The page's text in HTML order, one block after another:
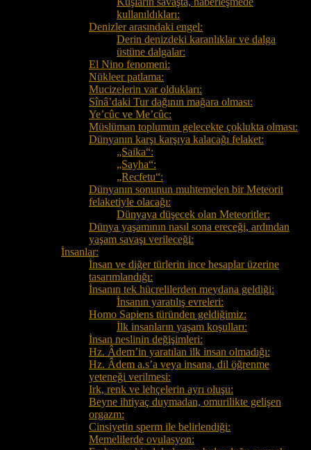
kullanıldıkları:
Denizler arasındaki engel:
Derin denizdeki karanlıklar ve dalga
üstüne dalgalar:
El Nino fenomeni:
Nükleer patlama:
Mucizelerin var oldukları:
Sînâ’daki Tur dağının mağara olması:
Ye’cûc ve Me’cûc:
Müslüman toplumun gelecekte çoklukta olması:
Dünyanın karşı karşıya kalacağı felaket:
„Saika“:
„Sayha“:
„Recfetu“:
Dünyanın sonunun muhtemelen bir Meteorit
felaketiyle olacağı:
Dünyaya düşecek olan Meteoritler:
Dünya yaşamının nasıl sona ereceği, ardından
yaşam savaşı verileceği:
İnsanlar:
İnsan ve diğer türlerin ince hesaplar üzerine
tasarımlandığı:
İnsanın tek hücrelilerden meydana geldiği:
İnsanın yaratılış evreleri:
Homo Sapiens türünden geldiğimiz:
İlk insanların yaşam koşulları:
İnsan neslinin değişimleri:
Hz. Âdem’in yaratılan ilk insan olmadığı:
Hz. Âdem a.s’a veya insana, dil öğrenme
yeteneği verilmesi:
Irk, renk ve lehçelerin ayrı oluşu:
Beyne ihtiyaç duymadan, omurilikte gelişen
orgazm:
Cinsiyetin sperm ile belirlendiği:
Memelilerde ovulasyon: